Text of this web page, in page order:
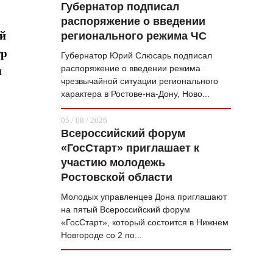
Губернатор подписал
распоряжение о введении
регионального режима ЧС
Губернатор Юрий Слюсарь подписал
распоряжение о введении режима
чрезвычайной ситуации регионального
характера в Ростове-на-Дону, Ново...
05 / 08 / 2026
Всероссийский форум
«ГосСтарт» приглашает к
участию молодежь
Ростовской области
Молодых управленцев Дона приглашают
на пятый Всероссийский форум
«ГосСтарт», который состоится в Нижнем
Новгороде со 2 по...